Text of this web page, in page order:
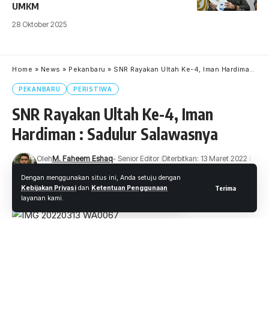
Dengan menggunakan situs ini, Anda setuju dengan
Kebijakan Privasi dan Ketentuan Penggunaan
layanan kami.
Terima
UMKM
28 Oktober 2025
Home » News » Pekanbaru » SNR Rayakan Ultah Ke-4, Iman Hardiman : Sadulur Salawasnya
PEKANBARU PERISTIWA
SNR Rayakan Ultah Ke-4, Iman
Hardiman : Sadulur Salawasnya
OlehM. Faheem Eshaq- Senior Editor Diterbitkan: 13 Maret 2022
2 Menit Membaca